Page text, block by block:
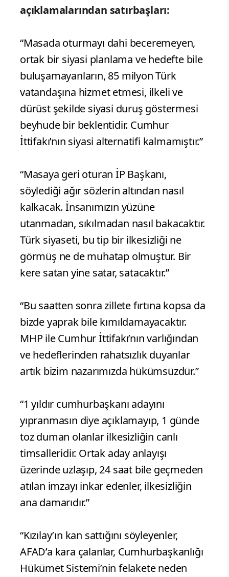
açıklamalarından satırbaşları:
“Masada oturmayı dahi beceremeyen,
ortak bir siyasi planlama ve hedefte bile
buluşamayanların, 85 milyon Türk
vatandaşına hizmet etmesi, ilkeli ve
dürüst şekilde siyasi duruş göstermesi
beyhude bir beklentidir. Cumhur
İttifakı’nın siyasi alternatifi kalmamıştır.”
“Masaya geri oturan İP Başkanı,
söylediği ağır sözlerin altından nasıl
kalkacak. İnsanımızın yüzüne
utanmadan, sıkılmadan nasıl bakacaktır.
Türk siyaseti, bu tip bir ilkesizliği ne
görmüş ne de muhatap olmuştur. Bir
kere satan yine satar, satacaktır.”
“Bu saatten sonra zillete fırtına kopsa da
bizde yaprak bile kımıldamayacaktır.
MHP ile Cumhur İttifakı’nın varlığından
ve hedeflerinden rahatsızlık duyanlar
artık bizim nazarımızda hükümsüzdür.”
“1 yıldır cumhurbaşkanı adayını
yıpranmasın diye açıklamayıp, 1 günde
toz duman olanlar ilkesizliğin canlı
timsalleridir. Ortak aday anlayışı
üzerinde uzlaşıp, 24 saat bile geçmeden
atılan imzayı inkar edenler, ilkesizliğin
ana damarıdır.”
“Kızılay’ın kan sattığını söyleyenler,
AFAD’a kara çalanlar, Cumhurbaşkanlığı
Hükümet Sistemi’nin felakete neden